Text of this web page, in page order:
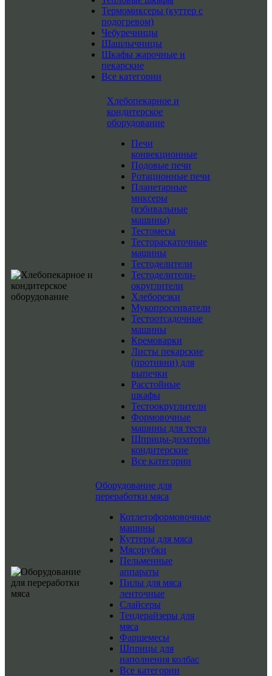
Термомиксеры (куттер с
подогревом)
Чебуречницы
Шашлычницы
Шкафы жарочные и
пекарские
Все категории
Хлебопекарное и
кондитерское
оборудование
Печи
конвекционные
Подовые печи
Ротационные печи
Планетарные
миксеры
(взбивальные
машины)
Тестомесы
Тестораскаточные
машины
Тестоделители
Тестоделители-
округлители
Хлеборезки
Мукопросеиватели
Тестоотсадочные
машины
Кремоварки
Листы пекарские
(противни) для
выпечки
Расстойные
шкафы
Тестоокруглители
Формовочные
машины для теста
Шприцы-дозаторы
кондитерские
Все категории
Оборудование для
переработки мяса
Котлетоформовочные
машины
Куттеры для мяса
Мясорубки
Пельменные
аппараты
Пилы для мяса
ленточные
Слайсеры
Тендерайзеры для
мяса
Фаршемесы
Шприцы для
наполнения колбас
Все категории